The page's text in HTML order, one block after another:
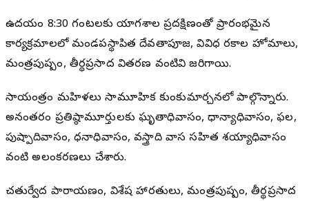
ఉదయం 8:30 గంటలకు యాగశాల ప్రదక్షిణంతో ప్రారంభమైన
కార్యక్రమాలలో మండపస్థాపిత దేవతాపూజ, వివిధ రకాల హోమాలు,
మంత్రపుష్పం, తీర్థప్రసాద వితరణ వంటివి జరిగాయి.
సాయంత్రం మహిళలు సామూహిక కుంకుమార్చనలో పాల్గొన్నారు.
అనంతరం ప్రతిష్ఠామూర్తులకు ఘృతాధివాసం, ధాన్యాధివాసం, ఫల,
పుష్పాదివాసం, ధనాధివాసం, వస్త్రాది వాస సహిత శయ్యాధివాసం
వంటి అలంకరణలు చేశారు.
చతుర్వేద పారాయణం, విశేష హారతులు, మంత్రపుష్పం, తీర్థప్రసాద